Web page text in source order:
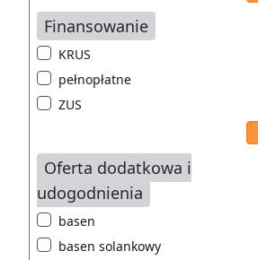
Finansowanie
KRUS
pełnopłatne
ZUS
Oferta dodatkowa i
udogodnienia
basen
basen solankowy